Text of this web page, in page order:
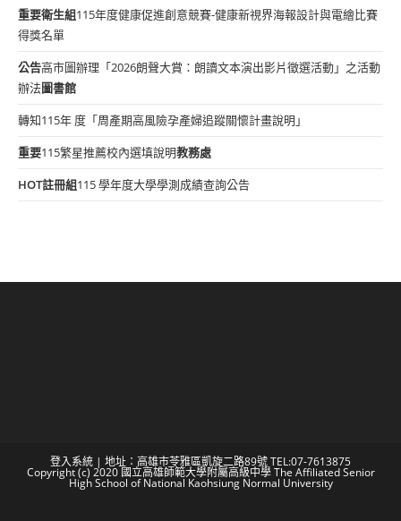
重要衛生組115年度健康促進創意競賽-健康新視界海報設計與電繪比賽
得獎名單
公告高市圖辦理「2026朗聲大賞：朗讀文本演出影片徵選活動」之活動
辦法圖書館
轉知115年 度「周產期高風險孕產婦追蹤關懷計畫說明」
重要115繁星推薦校內選填說明教務處
HOT註冊組115 學年度大學學測成績查詢公告
登入系統 | 地址：高雄市苓雅區凱旋二路89號 TEL:07-7613875
Copyright (c) 2020 國立高雄師範大學附屬高級中學 The Affiliated Senior
High School of National Kaohsiung Normal University